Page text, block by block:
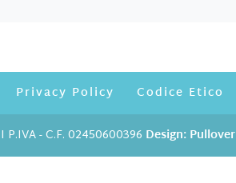
Privacy Policy Codice Etico
P.IVA - C.F. 02450600396 Design: Pullover